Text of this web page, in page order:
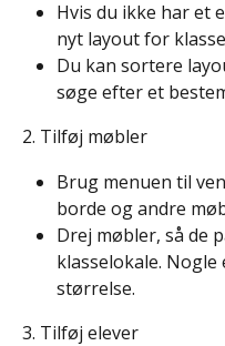
Hvis du ikke har et
nyt layout for
Du kan sortere
søge efter et
2. Tilføj møbler
Brug menuen til
borde og andre
Drej møbler, så de
klasselokale.
størrelse.
3. Tilføj elever